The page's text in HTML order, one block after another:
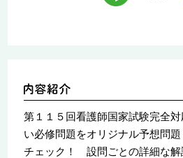
第１１５回看護師国家試験完全
い必修問題をオリジナル予想問
チェック！ 設問ごとの詳細な解